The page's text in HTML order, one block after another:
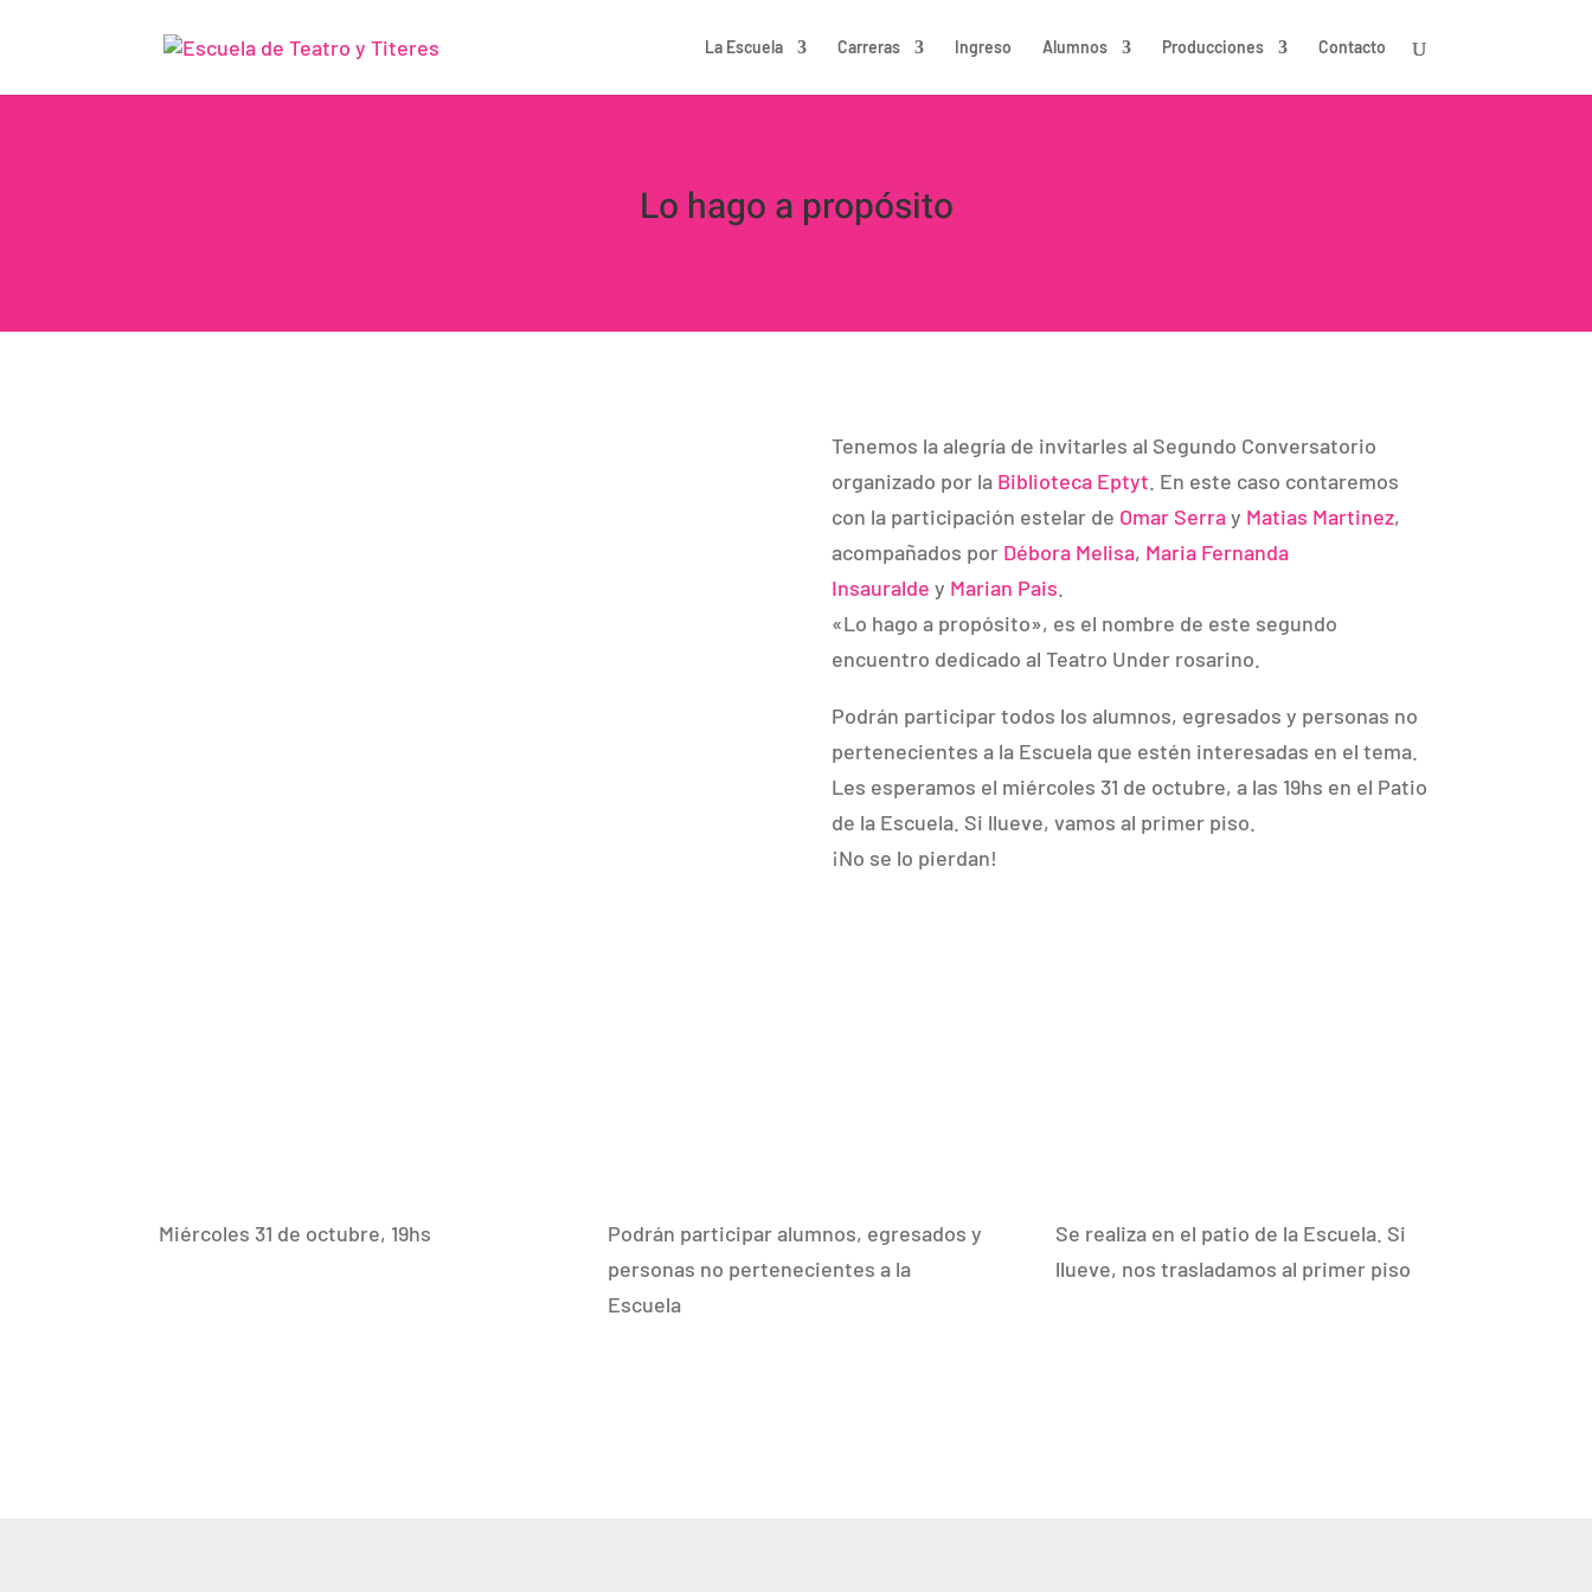
La Escuela Carreras Ingreso Alumnos Producciones Contacto
Lo hago a propósito
Tenemos la alegría de invitarles al Segundo Conversatorio
organizado por la Biblioteca Eptyt . En este caso contaremos
con la participación estelar de Omar Serray Matias Martinez,
acompañados por Débora Melisa, Maria Fernanda
Insauralde y Marian Pais
«Lo hago a propósito», es el nombre de este segundo
encuentro dedicado al Teatro Under rosarino.
Podrán participar todos los alumnos, egresados y personas no
pertenecientes a la Escuela que estén interesadas en el tema.
Les esperamos el miércoles 31 de octubre, a las 19hs en el Patio
de la Escuela. Si llueve, vamos al primer piso.
¡No se lo pierdan!
Miércoles 31 de octubre, 19hs
Podrán participar alumnos, egresados y
personas no pertenecientes a la
Escuela
Se realiza en el patio de la Escuela. Si
llueve, nos trasladamos al primer piso